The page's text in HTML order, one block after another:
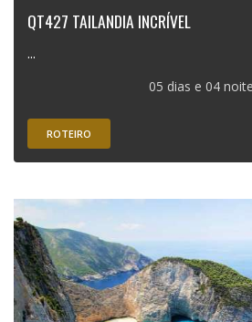
QT427 TAILANDIA INCRÍVEL
...
05 dias e 04
ROTEIRO